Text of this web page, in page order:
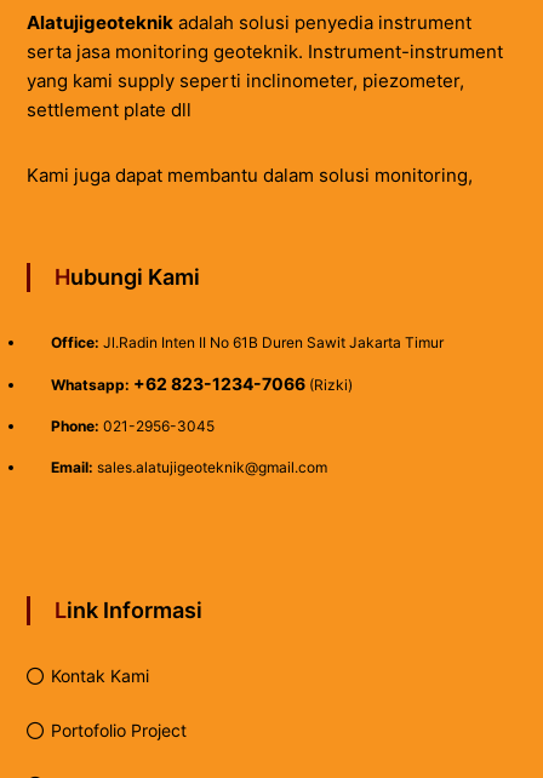
Alatujigeoteknik adalah solusi penyedia instrument
serta jasa monitoring geoteknik. Instrument-instrument
yang kami supply seperti inclinometer, piezometer,
settlement plate dll
Kami juga dapat membantu dalam solusi monitoring,
Hubungi Kami
Office: Jl.Radin Inten II No 61B Duren Sawit Jakarta Timur
Whatsapp: +62 823-1234-7066(Rizki)
Phone: 021-2956-3045
Email: sales.alatujigeoteknik@gmail.com
Link Informasi
Kontak Kami
Portofolio Project